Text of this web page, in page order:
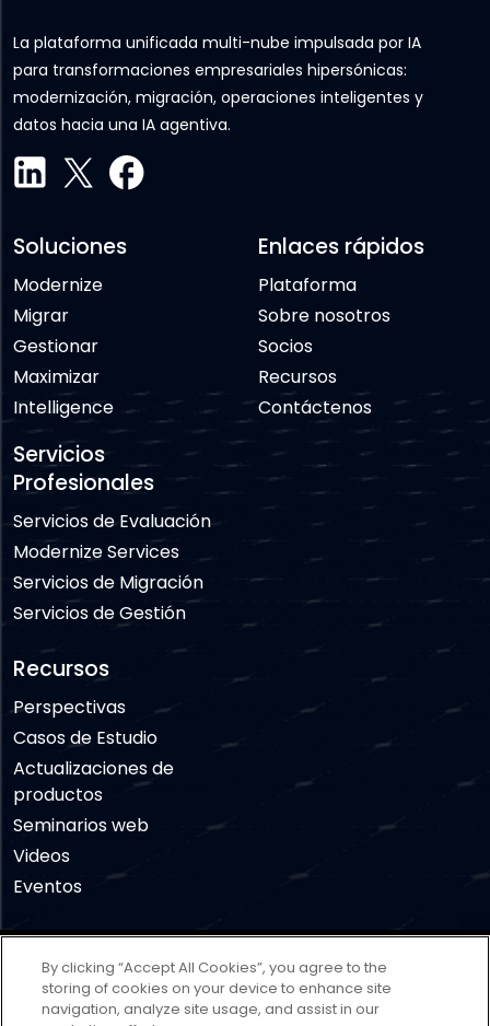
La plataforma unificada multi-nube impulsada por IA
para transformaciones empresariales hipersónicas:
modernización, migración, operaciones inteligentes y
datos hacia una IA agentiva.
Soluciones
Modernize
Migrar
Gestionar
Maximizar
Intelligence
Servicios
Profesionales
Servicios de Evaluación
Modernize Services
Servicios de Migración
Servicios de Gestión
Enlaces rápidos
Plataforma
Sobre nosotros
Socios
Recursos
Contáctenos
Recursos
Perspectivas
Casos de Estudio
Actualizaciones de
productos
Seminarios web
Videos
Eventos
Política de privacidad Política de cookies
Cookies Settings
By clicking “Accept All Cookies”, you agree to the
storing of cookies on your device to enhance site
navigation, analyze site usage, and assist in our